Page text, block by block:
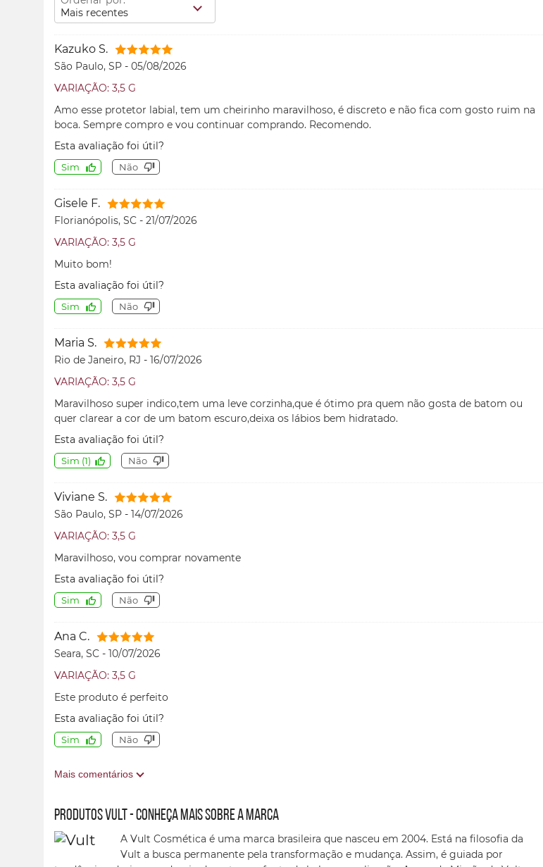
Mais recentes
Kazuko S.
São Paulo, SP - 05/08/2026
VARIAÇÃO: 3,5 G
Amo esse protetor labial, tem um cheirinho maravilhoso, é discreto e não fica com gosto ruim na
boca. Sempre compro e vou continuar comprando. Recomendo.
Esta avaliação foi útil?
Sim Não
Gisele F.
Florianópolis, SC - 21/07/2026
VARIAÇÃO: 3,5 G
Muito bom!
Esta avaliação foi útil?
Sim Não
Maria S.
Rio de Janeiro, RJ - 16/07/2026
VARIAÇÃO: 3,5 G
Maravilhoso super indico,tem uma leve corzinha,que é ótimo pra quem não gosta de batom ou
quer clarear a cor de um batom escuro,deixa os lábios bem hidratado.
Esta avaliação foi útil?
Sim (1) Não
Viviane S.
São Paulo, SP - 14/07/2026
VARIAÇÃO: 3,5 G
Maravilhoso, vou comprar novamente
Esta avaliação foi útil?
Sim Não
Ana C.
Seara, SC - 10/07/2026
VARIAÇÃO: 3,5 G
Este produto é perfeito
Esta avaliação foi útil?
Sim Não
Mais comentários
Produtos Vult - conheça mais sobre a marca
A Vult Cosmética é uma marca brasileira que nasceu em 2004. Está na filosofia da
Vult a busca permanente pela transformação e mudança. Assim, é guiada por